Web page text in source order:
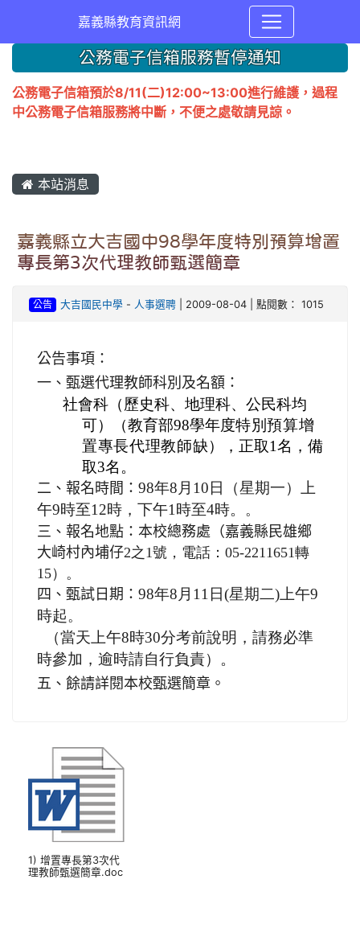
嘉義縣教育資訊網
公務電子信箱服務暫停通知
公務電子信箱預於8/11(二)12:00~13:00進行維護，過程
中公務電子信箱服務將中斷，不便之處敬請見諒。
本站消息
嘉義縣立大吉國中98學年度特別預算增置
專長第3次代理教師甄選簡章
公告 大吉國民中學- 人事選聘| 2009-08-04 | 點閱數： 1015
公告事項：
一、甄選代理教師科別及名額：
社會科（歷史科、地理科、公民科均
可）（教育部98學年度特別預算增
置專長代理教師缺），正取1名，備
取3名。
二、報名時間： 98年8月10日
（星期一）上
午9時至12時，下午1時至4時。 。
三、報名地點：本校總務處（嘉義縣民雄鄉
大崎村內埔仔2之1號，電話：05-2211651轉
15）。
四、甄試日期： 98年8月11日(星期二)上午9
時起。
（當天上午8時30分考前說明，請務必準
時參加，逾時請自行負責）。
五、餘請詳閱本校甄選簡章。
1) 增置專長第3次代
理教師甄選簡章.doc